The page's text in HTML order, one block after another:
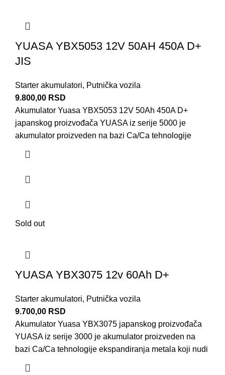
YUASA YBX5053 12V 50AH 450A D+
JIS
Starter akumulatori, Putnička vozila
9.800,00 RSD
Akumulator Yuasa YBX5053 12V 50Ah 450A D+
japanskog proizvođača YUASA iz serije 5000 je
akumulator proizveden na bazi Ca/Ca tehnologije
Sold out
YUASA YBX3075 12v 60Ah D+
Starter akumulatori, Putnička vozila
9.700,00 RSD
Akumulator Yuasa YBX3075 japanskog proizvođača
YUASA iz serije 3000 je akumulator proizveden na
bazi Ca/Ca tehnologije ekspandiranja metala koji nudi